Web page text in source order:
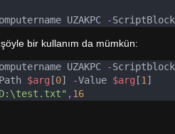
UZAKPC -
bir kullanım da mümkün:
UZAKPC -
Path $arg [0] -Value $arg [1 ]
,16